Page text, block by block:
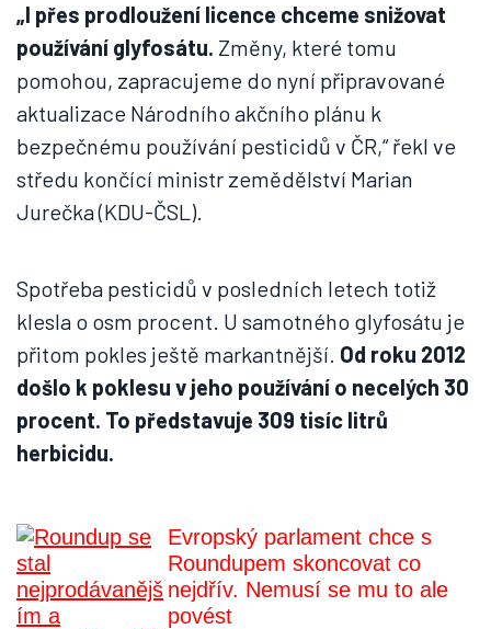
„I přes prodloužení licence chceme snižovat
používání glyfosátu. Změny, které tomu
pomohou, zapracujeme do nyní připravované
aktualizace Národního akčního plánu k
bezpečnému používání pesticidů v ČR,“ řekl ve
středu končící ministr zemědělství Marian
Jurečka (KDU-ČSL).
Spotřeba pesticidů v posledních letech totiž
klesla o osm procent. U samotného glyfosátu je
přitom pokles ještě markantnější. Od roku 2012
došlo k poklesu v jeho používání o necelých 30
procent. To představuje 309 tisíc litrů
herbicidu.
Evropský parlament chce s
Roundupem skoncovat co
nejdřív. Nemusí se mu to ale
povést